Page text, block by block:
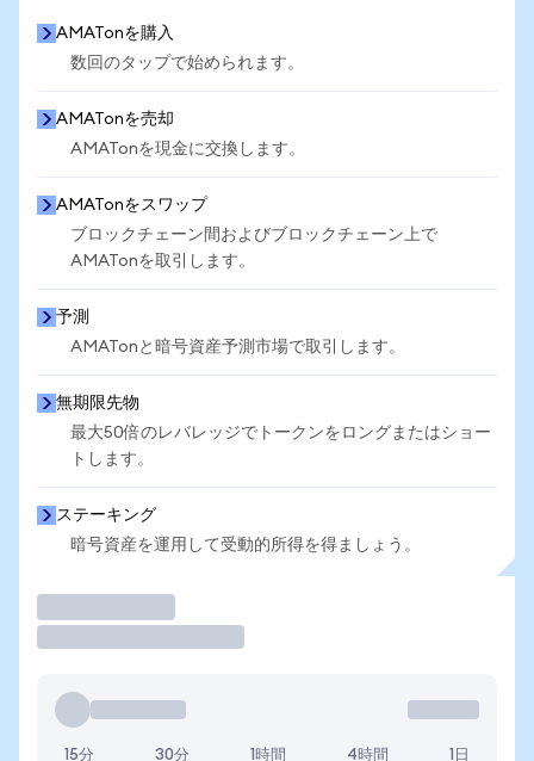
AMATonを購入
数回のタップで始められます。
AMATonを売却
AMATonを現金に交換します。
AMATonをスワップ
ブロックチェーン間およびブロックチェーン上で
AMATonを取引します。
予測
AMATonと暗号資産予測市場で取引します。
無期限先物
最大50倍のレバレッジでトークンをロングまたはショー
トします。
ステーキング
暗号資産を運用して受動的所得を得ましょう。
15分 30分 1時間 4時間 1日